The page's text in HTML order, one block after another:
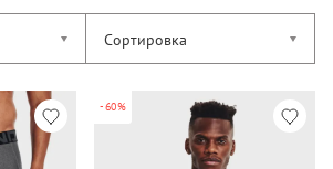
Сортировка
-60%